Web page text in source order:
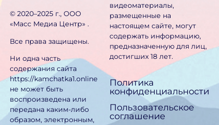
©️ 2020–2025 г., ООО
«Масс Медиа Центр» .
Все права защищены.
Ни одна часть
содержания сайта
https://kamchatka1.online
не может быть
воспроизведена или
передана каким-либо
образом, электронным,
видеоматериалы,
размещенные на
настоящем сайте, могут
содержать информацию,
предназначен­ную для лиц,
достигших 18 лет.
Политика
конфиденциальности
Пользовательское
соглашение